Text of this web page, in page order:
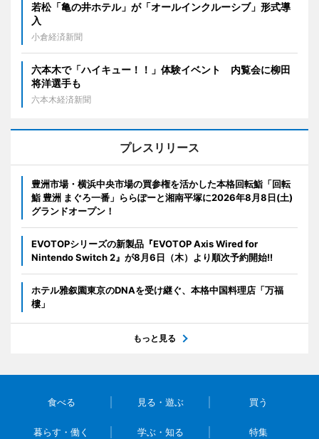
若松「亀の井ホテル」が「オールインクルーシブ」形式導
入
小倉経済新聞
六本木で「ハイキュー！！」体験イベント 内覧会に柳田
将洋選手も
六本木経済新聞
プレスリリース
豊洲市場・横浜中央市場の買参権を活かした本格回転鮨「回転
鮨 豊洲 まぐろ一番」ららぽーと湘南平塚に2026年8月8日(土)
グランドオープン！
EVOTOPシリーズの新製品『EVOTOP Axis Wired for
Nintendo Switch 2』が8月6日（木）より順次予約開始!!
ホテル雅叙園東京のDNAを受け継ぐ、本格中国料理店「万福
樓」
もっと見る
食べる 見る・遊ぶ 買う
暮らす・働く 学ぶ・知る 特集